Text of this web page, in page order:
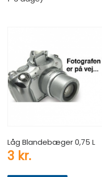
Låg Blandebæger 0,75 L
3 kr.